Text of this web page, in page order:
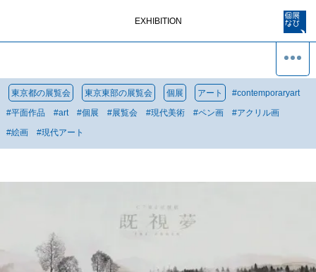
EXHIBITION
東京都の展覧会 東京東部の展覧会 個展 アート #contemporaryart
#平面作品 #art #個展 #展覧会 #現代美術 #ペン画 #アクリル画
#絵画 #現代アート